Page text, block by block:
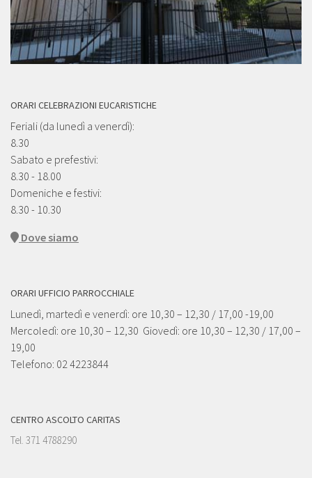
ORARI CELEBRAZIONI EUCARISTICHE
Feriali (da lunedì a venerdì):
8.30
Sabato e prefestivi:
8.30 - 18.00
Domeniche e festivi:
8.30 - 10.30
Dove siamo
ORARI UFFICIO PARROCCHIALE
Lunedì, martedì e venerdì: ore 10,30 – 12,30 / 17,00 -19,00
Mercoledì: ore 10,30 – 12,30 Giovedì: ore 10,30 – 12,30 / 17,00 –
19,00
Telefono: 02 4223844
CENTRO ASCOLTO CARITAS
Tel. 371 4788290